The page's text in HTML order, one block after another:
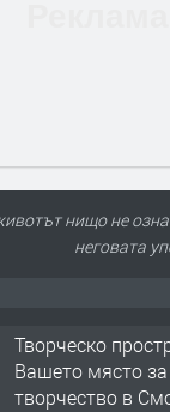
нищо не
неговата
Творческо
Вашето място
творчество в